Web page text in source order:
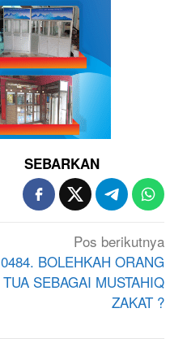
SEBARKAN
Pos berikutnya
0484. BOLEHKAH ORANG
TUA SEBAGAI MUSTAHIQ
ZAKAT ?